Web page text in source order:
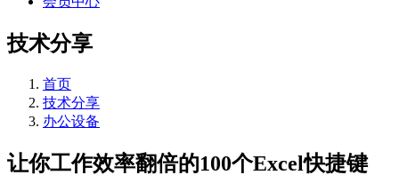
技术分享
首页
技术分享
办公设备
让你工作效率翻倍的100个Excel快捷键